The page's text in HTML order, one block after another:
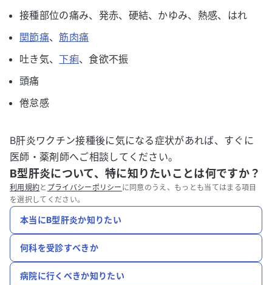
接種部位の痛み、発赤、硬結、かゆみ、熱感、はれ
関節痛、筋肉痛
吐き気、下痢、食欲不振
頭痛
倦怠感
B肝炎ワクチン接種後に気になる症状があれば、すぐに
医師・薬剤師へご相談してください。
B型肝炎について、特に知りたいことは何ですか？
利用規約と プライバシーポリシー に同意のうえ、もっとも当てはまる項目
を選択してください。
本当にB型肝炎か知りたい
何科を受診すべきか
病院に行くべきか知りたい